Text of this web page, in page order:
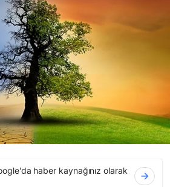
haber kaynağınız olarak